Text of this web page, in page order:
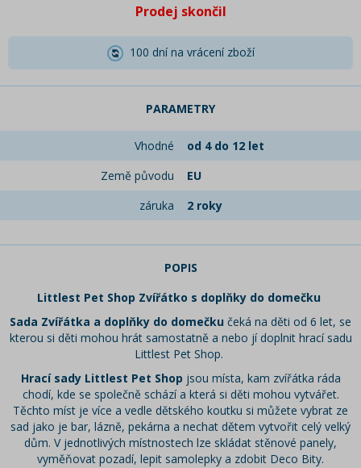
Prodej skončil
100 dní na vrácení zboží
PARAMETRY
Vhodné
od 4 do 12 let
Země původu
EU
záruka
2 roky
POPIS
Littlest Pet Shop Zvířátko s doplňky do domečku
Sada Zvířátka a doplňky do domečku čeká na děti od 6 let, se
kterou si děti mohou hrát samostatně a nebo jí doplnit hrací sadu
Littlest Pet Shop.
Hrací sady Littlest Pet Shop jsou místa, kam zvířátka ráda
chodí, kde se společně schází a která si děti mohou vytvářet.
Těchto míst je více a vedle dětského koutku si můžete vybrat ze
sad jako je bar, lázně, pekárna a nechat dětem vytvořit celý velký
dům. V jednotlivých místnostech lze skládat stěnové panely,
vyměňovat pozadí, lepit samolepky a zdobit Deco Bity.